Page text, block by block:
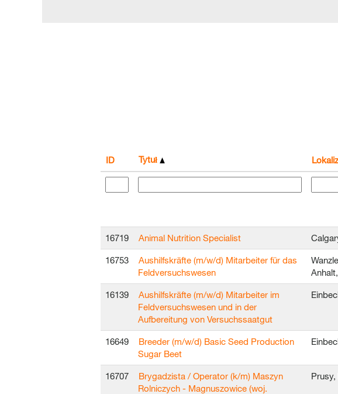
ID Tytuł
16719 Animal Nutrition Specialist
16753
Aushilfskräfte (m/w/d) Mitarbeiter für das
Feldversuchswesen
16139
Aushilfskräfte (m/w/d) Mitarbeiter im
Feldversuchswesen und in der
Aufbereitung von Versuchssaatgut
16649
Breeder (m/w/d) Basic Seed Production
Sugar Beet
16707
Brygadzista / Operator (k/m) Maszyn
Rolniczych - Magnuszowice (woj.